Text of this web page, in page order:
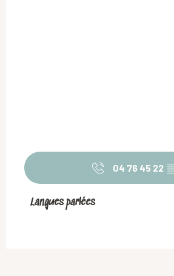
04 76 45 22
Langues parlées
Langues parlées